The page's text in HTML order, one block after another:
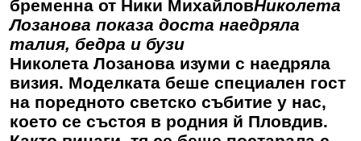
бременна от Ники МихайловНиколета
Лозанова показа доста наедряла
талия, бедра и бузи
Николета Лозанова изуми с наедряла
визия. Моделката беше специален гост
на поредното светско събитие у нас,
което се състоя в родния й Пловдив.